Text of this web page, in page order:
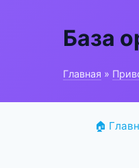
База
Главная »
🏠